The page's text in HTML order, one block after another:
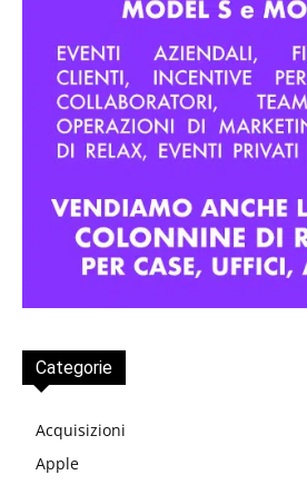
Categorie
Acquisizioni
Apple